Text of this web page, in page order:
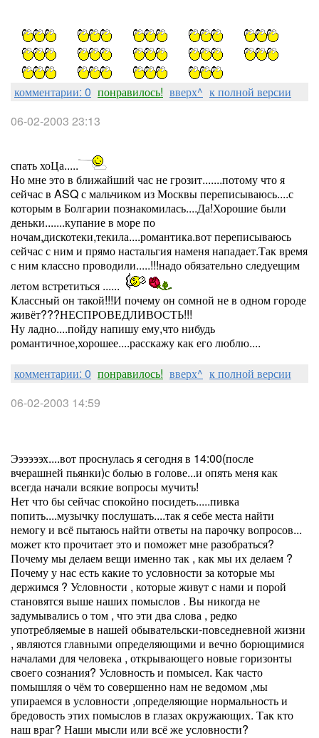
комментарии: 0 понравилось! вверх^ к полной версии
06-02-2003 23:13
спать хоЦа.....
Но мне это в ближайший час не грозит.......потому что я
сейчас в ASQ с мальчиком из Москвы переписываюсь....с
которым в Болгарии познакомилась....Да!Хорошие были
деньки.......купание в море по
ночам,дискотеки,текила....романтика.вот переписываюсь
сейчас с ним и прямо настальгия наменя нападает.Так время
с ним классно проводили.....!!!надо обязательно следуещим
летом встретиться ......
Классный он такой!!!И почему он сомной не в одном городе
живёт???НЕСПРОВЕДЛИВОСТЬ!!!
Ну ладно....пойду напишу ему,что нибудь
романтичное,хорошее....расскажу как его люблю....
комментарии: 0 понравилось! вверх^ к полной версии
06-02-2003 14:59
Ээээээх....вот проснулась я сегодня в 14:00(после
вчерашней пьянки)с болью в голове...и опять меня как
всегда начали всякие вопросы мучить!
Нет что бы сейчас спокойно посидеть.....пивка
попить....музычку послушать....так я себе места найти
немогу и всё пытаюсь найти ответы на парочку вопросов...
может кто прочитает это и поможет мне разобраться?
Почему мы делаем вещи именно так , как мы их делаем ?
Почему у нас есть какие то условности за которые мы
держимся ? Условности , которые живут с нами и порой
становятся выше наших помыслов . Вы никогда не
задумывались о том , что эти два слова , редко
употребляемые в нашей обывательски-повседневной жизни
, являются главными определяющими и вечно борющимися
началами для человека , открывающего новые горизонты
своего сознания? Условность и помысел. Как часто
помышляя о чём то совершенно нам не ведомом ,мы
упираемся в условности ,определяющие нормальность и
бредовость этих помыслов в глазах окружающих. Так кто
наш враг? Наши мысли или всё же условности?